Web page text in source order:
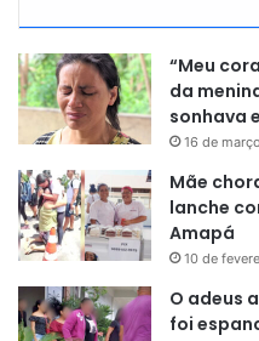
“Meu
da
sonhava
16 de
Mãe
lanche
Amapá
10 de
O adeus
foi